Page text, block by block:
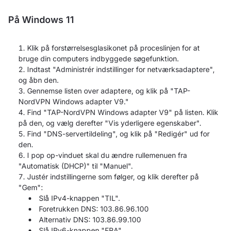
På Windows 11
Klik på forstørrelsesglasikonet på proceslinjen for at
bruge din computers indbyggede søgefunktion.
Indtast "Administrér indstillinger for netværksadaptere",
og åbn den.
Gennemse listen over adaptere, og klik på "TAP-
NordVPN Windows adapter V9."
Find "TAP-NordVPN Windows adapter V9" på listen. Klik
på den, og vælg derefter "Vis yderligere egenskaber".
Find "DNS-servertildeling", og klik på "Redigér" ud for
den.
I pop op-vinduet skal du ændre rullemenuen fra
"Automatisk (DHCP)" til "Manuel".
Justér indstillingerne som følger, og klik derefter på
"Gem":
Slå IPv4-knappen "TIL".
Foretrukken DNS: 103.86.96.100
Alternativ DNS: 103.86.99.100